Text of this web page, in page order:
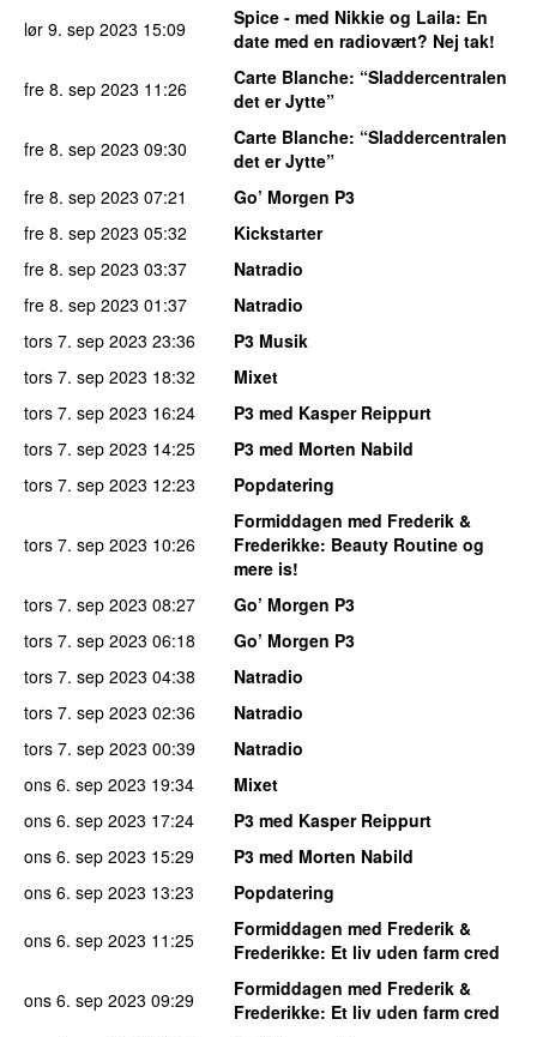
lør 9. sep 2023 15:09 Spice - med Nikkie og Laila: En
date med en radiovært? Nej tak!
fre 8. sep 2023 11:26 Carte Blanche: “Sladdercentralen
det er Jytte”
fre 8. sep 2023 09:30 Carte Blanche: “Sladdercentralen
det er Jytte”
fre 8. sep 2023 07:21
Go’ Morgen P3
fre 8. sep 2023 05:32
Kickstarter
fre 8. sep 2023 03:37
Natradio
fre 8. sep 2023 01:37
Natradio
tors 7. sep 2023 23:36
P3 Musik
tors 7. sep 2023 18:32
Mixet
tors 7. sep 2023 16:24
P3 med Kasper Reippurt
tors 7. sep 2023 14:25
P3 med Morten Nabild
tors 7. sep 2023 12:23 Popdatering
tors 7. sep 2023 10:26
Formiddagen med Frederik &
Frederikke: Beauty Routine og
mere is!
tors 7. sep 2023 08:27
Go’ Morgen P3
tors 7. sep 2023 06:18
Go’ Morgen P3
tors 7. sep 2023 04:38
Natradio
tors 7. sep 2023 02:36
Natradio
tors 7. sep 2023 00:39
Natradio
ons 6. sep 2023 19:34
Mixet
ons 6. sep 2023 17:24
P3 med Kasper Reippurt
ons 6. sep 2023 15:29
P3 med Morten Nabild
ons 6. sep 2023 13:23
Popdatering
ons 6. sep 2023 11:25
Formiddagen med Frederik &
Frederikke: Et liv uden farm cred
ons 6. sep 2023 09:29
Formiddagen med Frederik &
Frederikke: Et liv uden farm cred